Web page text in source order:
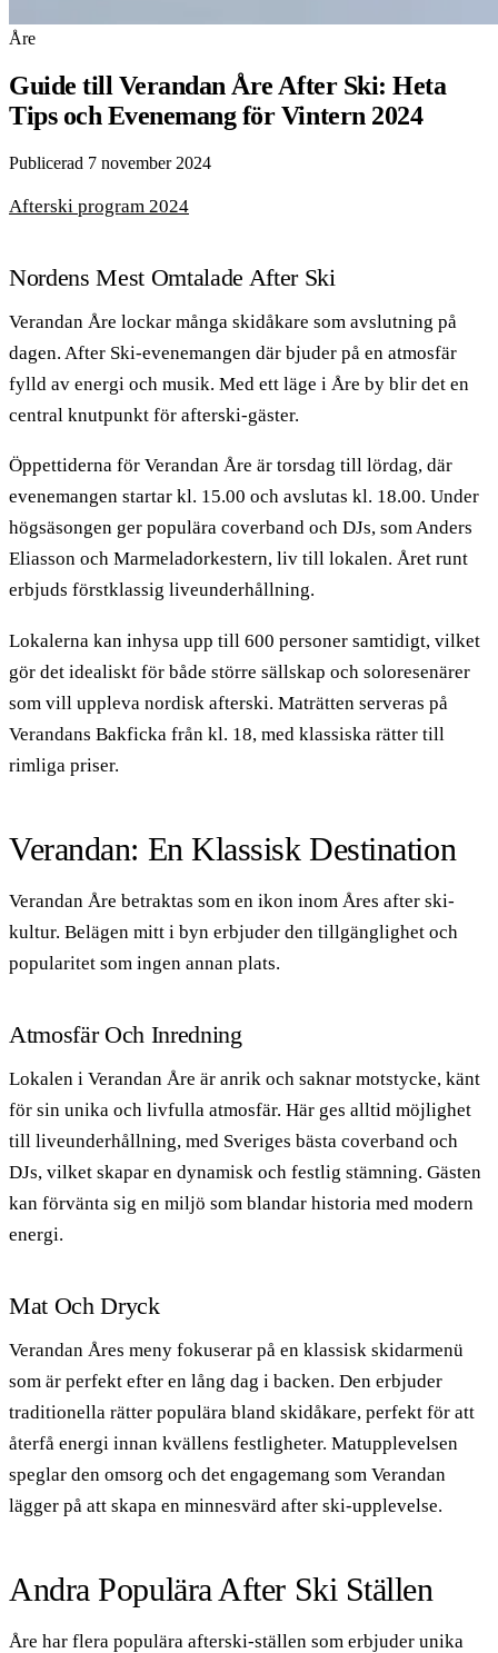
Åre
Guide till Verandan Åre After Ski: Heta
Tips och Evenemang för Vintern 2024
Publicerad 7 november 2024
Afterski program 2024
Nordens Mest Omtalade After Ski
Verandan Åre lockar många skidåkare som avslutning på
dagen. After Ski-evenemangen där bjuder på en atmosfär
fylld av energi och musik. Med ett läge i Åre by blir det en
central knutpunkt för afterski-gäster.
Öppettiderna för Verandan Åre är torsdag till lördag, där
evenemangen startar kl. 15.00 och avslutas kl. 18.00. Under
högsäsongen ger populära coverband och DJs, som Anders
Eliasson och Marmeladorkestern, liv till lokalen. Året runt
erbjuds förstklassig liveunderhållning.
Lokalerna kan inhysa upp till 600 personer samtidigt, vilket
gör det idealiskt för både större sällskap och soloresenärer
som vill uppleva nordisk afterski. Maträtten serveras på
Verandans Bakficka från kl. 18, med klassiska rätter till
rimliga priser.
Verandan: En Klassisk Destination
Verandan Åre betraktas som en ikon inom Åres after ski-
kultur. Belägen mitt i byn erbjuder den tillgänglighet och
popularitet som ingen annan plats.
Atmosfär Och Inredning
Lokalen i Verandan Åre är anrik och saknar motstycke, känt
för sin unika och livfulla atmosfär. Här ges alltid möjlighet
till liveunderhållning, med Sveriges bästa coverband och
DJs, vilket skapar en dynamisk och festlig stämning. Gästen
kan förvänta sig en miljö som blandar historia med modern
energi.
Mat Och Dryck
Verandan Åres meny fokuserar på en klassisk skidarmenü
som är perfekt efter en lång dag i backen. Den erbjuder
traditionella rätter populära bland skidåkare, perfekt för att
återfå energi innan kvällens festligheter. Matupplevelsen
speglar den omsorg och det engagemang som Verandan
lägger på att skapa en minnesvärd after ski-upplevelse.
Andra Populära After Ski Ställen
Åre har flera populära afterski-ställen som erbjuder unika